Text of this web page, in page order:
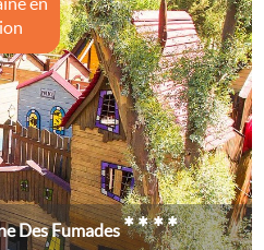
Des Fumades****